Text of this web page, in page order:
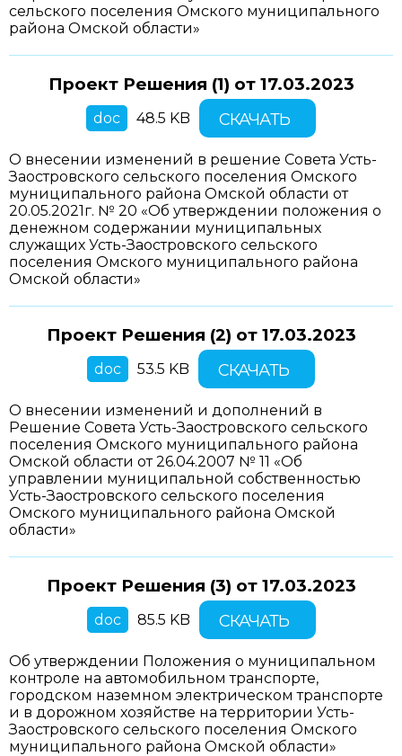
сельского поселения Омского муниципального
района Омской области»
Проект Решения (1) от 17.03.2023
doc 48.5 KB СКАЧАТЬ
О внесении изменений в решение Совета Усть-
Заостровского сельского поселения Омского
муниципального района Омской области от
20.05.2021г. № 20 «Об утверждении положения о
денежном содержании муниципальных
служащих Усть-Заостровского сельского
поселения Омского муниципального района
Омской области»
Проект Решения (2) от 17.03.2023
doc 53.5 KB СКАЧАТЬ
О внесении изменений и дополнений в
Решение Совета Усть-Заостровского сельского
поселения Омского муниципального района
Омской области от 26.04.2007 № 11 «Об
управлении муниципальной собственностью
Усть-Заостровского сельского поселения
Омского муниципального района Омской
области»
Проект Решения (3) от 17.03.2023
doc 85.5 KB СКАЧАТЬ
Об утверждении Положения о муниципальном
контроле на автомобильном транспорте,
городском наземном электрическом транспорте
и в дорожном хозяйстве на территории Усть-
Заостровского сельского поселения Омского
муниципального района Омской области»